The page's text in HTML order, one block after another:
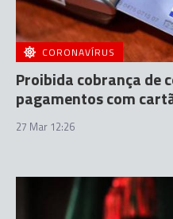
CORONAVÍRUS
Proibida cobrança de
pagamentos com
27 Mar 12:26